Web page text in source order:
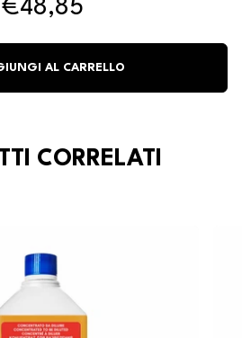
€48,85
AL CARRELLO
CORRELATI